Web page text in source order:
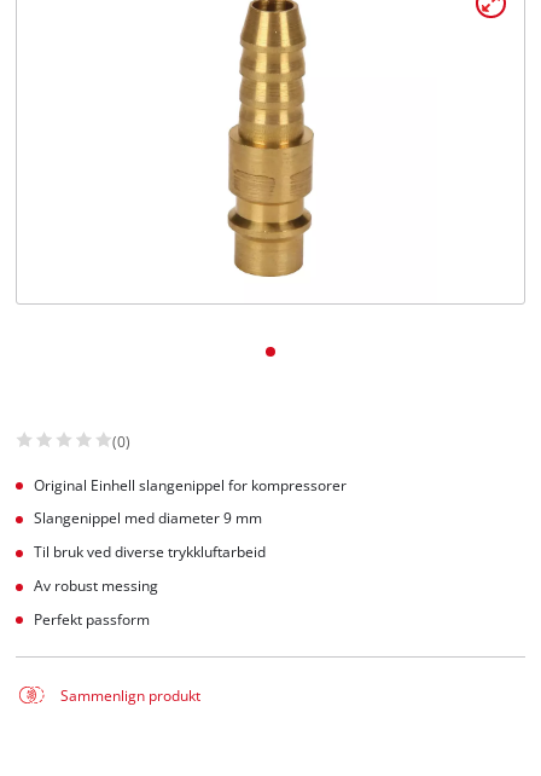
(0)
Original Einhell slangenippel for kompressorer
Slangenippel med diameter 9 mm
Til bruk ved diverse trykkluftarbeid
Av robust messing
Perfekt passform
Sammenlign produkt